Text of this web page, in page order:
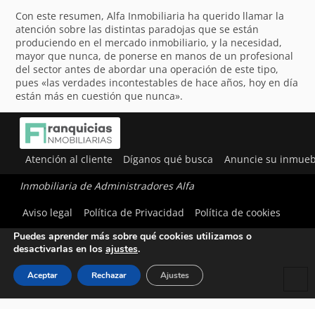
Con este resumen, Alfa Inmobiliaria ha querido llamar la
atención sobre las distintas paradojas que se están
produciendo en el mercado inmobiliario, y la necesidad,
mayor que nunca, de ponerse en manos de un profesional
del sector antes de abordar una operación de este tipo,
pues «las verdades incontestables de hace años, hoy en día
están más en cuestión que nunca».
Atención al cliente Díganos qué busca Anuncie su
Inmobiliaria de Administradores Alfa
Aviso legal
Política de Privacidad Política de cookies
Utilizamos cookies para ofrecerte la mejor experiencia en
Puedes aprender más sobre qué cookies utilizamos o
desactivarlas en los ajustes.
Aceptar Rechazar Ajustes